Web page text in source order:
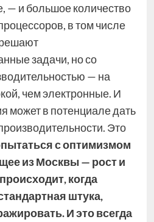
— и большое количество
в том числе
задачи, но со
— на
чем электронные. И
может в потенциале дать
Это
с оптимизмом
из Москвы — рост и
когда
штука,
И это всегда